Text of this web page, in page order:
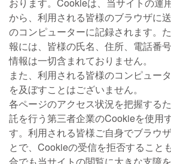
おります。Cookieは、当サイトの運
から、利用される皆様のブラウザに
のコンピューターに記録されます。
報には、皆様の氏名、住所、電話番
情報は一切含まれておりません。
また、利用される皆様のコンピュー
を及ぼすことはございません。
各ページのアクセス状況を把握する
託を行う第三者企業のCookieを使用
す。利用される皆様ご自身でブラウ
とで、Cookieの受信を拒否すること